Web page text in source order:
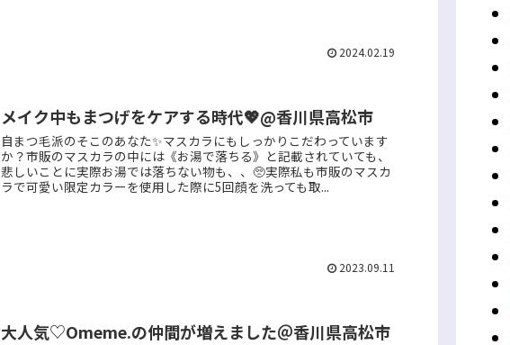
2024.02.19
メイク中もまつげをケアする時代💖@香川県高松市
自まつ毛派のそこのあなた✨マスカラにもしっかりこだわっています
か？市販のマスカラの中には《お湯で落ちる》と記載されていても、
悲しいことに実際お湯では落ちない物も、、🥺実際私も市販のマスカ
ラで可愛い限定カラーを使用した際に5回顔を洗っても取...
2023.09.11
大人気♡Omeme.の仲間が増えました＠香川県高松市